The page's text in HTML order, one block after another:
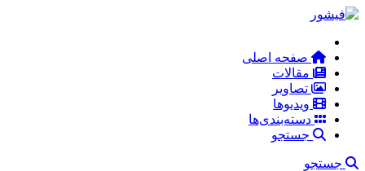
صفحه اصلی
مقالات
تصاویر
ویدیوها
دسته‌بندی‌ها
جستجو
جستجو